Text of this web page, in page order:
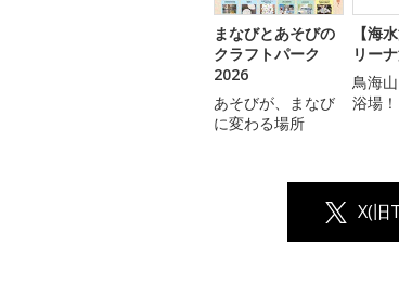
まなびとあそびの
クラフトパーク
2026
あそびが、まなび
に変わる場所
【海
リー
鳥海
浴場！
X(旧